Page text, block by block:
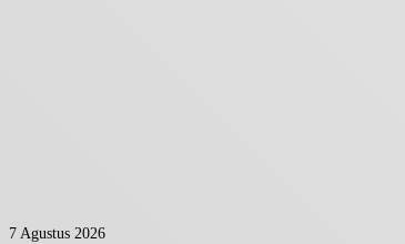
7 Agustus 2026